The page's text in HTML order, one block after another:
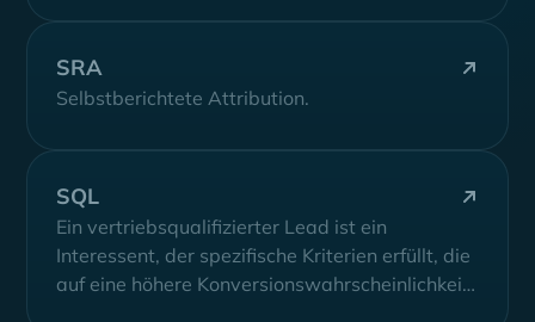
SRA
Selbstberichtete Attribution.
SQL
Ein vertriebsqualifizierter Lead ist ein
Interessent, der spezifische Kriterien erfüllt, die
auf eine höhere Konversionswahrscheinlichkeit